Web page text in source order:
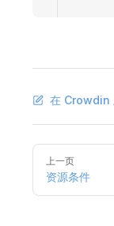
在 Crowdin
Pager
上一页
资源条件